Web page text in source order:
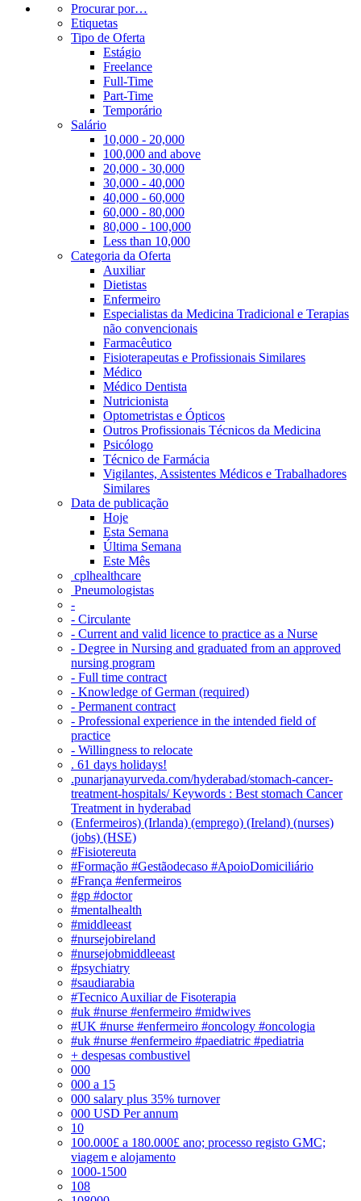
Procurar por…
Etiquetas
Tipo de Oferta
Estágio
Freelance
Full-Time
Part-Time
Temporário
Salário
10,000 - 20,000
100,000 and above
20,000 - 30,000
30,000 - 40,000
40,000 - 60,000
60,000 - 80,000
80,000 - 100,000
Less than 10,000
Categoria da Oferta
Auxiliar
Dietistas
Enfermeiro
Especialistas da Medicina Tradicional e Terapias
não convencionais
Farmacêutico
Fisioterapeutas e Profissionais Similares
Médico
Médico Dentista
Nutricionista
Optometristas e Ópticos
Outros Profissionais Técnicos da Medicina
Psicólogo
Técnico de Farmácia
Vigilantes, Assistentes Médicos e Trabalhadores
Similares
Data de publicação
Hoje
Esta Semana
Última Semana
Este Mês
‎ cplhealthcare‬
Pneumologistas
-
- Circulante
- Current and valid licence to practice as a Nurse
- Degree in Nursing and graduated from an approved
nursing program
- Full time contract
- Knowledge of German (required)
- Permanent contract
- Professional experience in the intended field of
practice
- Willingness to relocate
. 61 days holidays!
.punarjanayurveda.com/hyderabad/stomach-cancer-
treatment-hospitals/ Keywords : Best stomach Cancer
Treatment in hyderabad
(Enfermeiros) (Irlanda) (emprego) (Ireland) (nurses)
(jobs) (HSE)
#Fisiotereuta
#Formação #Gestãodecaso #ApoioDomiciliário
#França #enfermeiros
#gp #doctor
#mentalhealth
#middleeast
#nursejobireland
#nursejobmiddleeast
#psychiatry
#saudiarabia
#Tecnico Auxiliar de Fisoterapia
#uk #nurse #enfermeiro #midwives
#UK #nurse #enfermeiro #oncology #oncologia
#uk #nurse #enfermeiro #paediatric #pediatria
+ despesas combustivel
000
000 a 15
000 salary plus 35% turnover
000 USD Per annum
10
100.000£ a 180.000£ ano; processo registo GMC;
viagem e alojamento
1000-1500
108